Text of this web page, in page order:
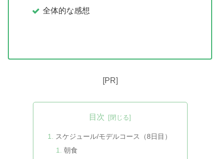
全体的な感想
[PR]
目次
スケジュール/モデルコース（8日目）
朝食